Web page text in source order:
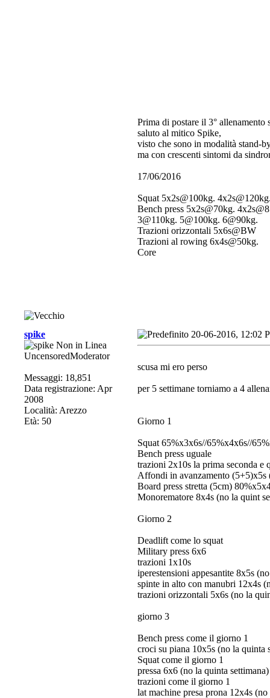
Prima di postare il 3°
saluto al mitico Spike,
visto che sono in modalità stand-
ma con crescenti sintomi da
17/06/2016
Squat 5x2s@100kg.
Bench press 5x2s@70kg.
3@110kg. 5@100kg. 6@90kg.
Trazioni orizzontali 5x6s@BW
Trazioni al rowing 6x4s@50kg.
Core
spike
UncensoredModerator
Messaggi: 18,851
Data registrazione: Apr
2008
Località: Arezzo
Età: 50
20-06-2016, 12:02
scusa mi ero perso
per 5 settimane torniamo a 4
Giorno 1
Squat 65%x3x6s//65%x4x6s//
Bench press uguale
trazioni 2x10s la prima seconda e
Affondi in avanzamento (5+5)x5s
Board press stretta (5cm)
Monorematore 8x4s (no la quint
Giorno 2
Deadlift come lo squat
Military press 6x6
trazioni 1x10s
iperestensioni appesantite 8x5s
spinte in alto con manubri 12x4s
trazioni orizzontali 5x6s (no la
giorno 3
Bench press come il giorno 1
croci su piana 10x5s (no la quinta
Squat come il giorno 1
pressa 6x6 (no la quinta settimana)
trazioni come il giorno 1
lat machine presa prona 12x4s